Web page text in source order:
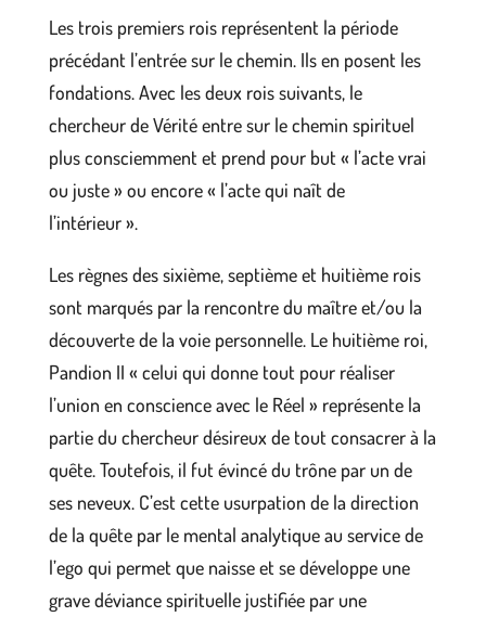
Les trois premiers rois représentent la période
précédant l’entrée sur le chemin. Ils en posent les
fondations. Avec les deux rois suivants, le
chercheur de Vérité entre sur le chemin spirituel
plus consciemment et prend pour but « l’acte vrai
ou juste » ou encore « l’acte qui naît de
l’intérieur ».
Les règnes des sixième, septième et huitième rois
sont marqués par la rencontre du maître et/ou la
découverte de la voie personnelle. Le huitième roi,
Pandion II « celui qui donne tout pour réaliser
l’union en conscience avec le Réel » représente la
partie du chercheur désireux de tout consacrer à la
quête. Toutefois, il fut évincé du trône par un de
ses neveux. C’est cette usurpation de la direction
de la quête par le mental analytique au service de
l’ego qui permet que naisse et se développe une
grave déviance spirituelle justifiée par une